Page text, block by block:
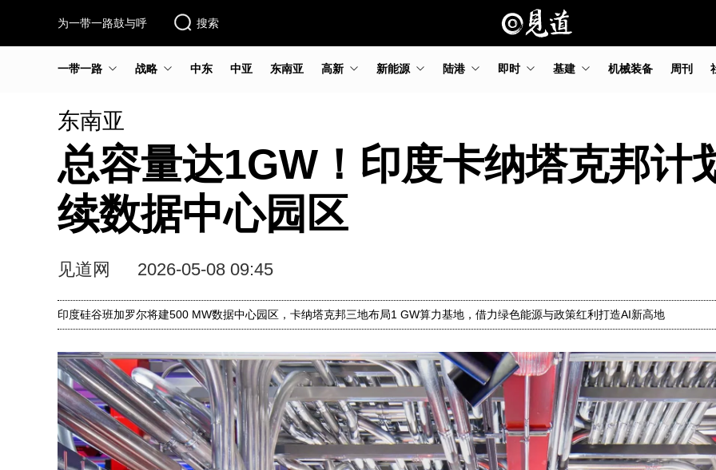
为一带一路鼓与呼 搜索
一带一路 战略 中东 中亚 东南亚 高新 新能源 陆港 即时 基建 机械装备 周刊
东南亚
总容量达1GW！印度卡纳塔克邦计
续数据中心园区
见道网 2026-05-08 09:45
印度硅谷班加罗尔将建500 MW数据中心园区，卡纳塔克邦三地布局1 GW算力基地，借力绿色能源与政策红利打造AI新高地